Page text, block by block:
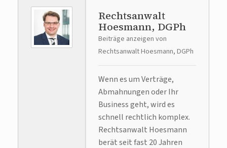
Rechtsanwalt
Hoesmann, DGPh
Beiträge anzeigen von
Rechtsanwalt Hoesmann, DGPh
Wenn es um Verträge,
Abmahnungen oder Ihr
Business geht, wird es
schnell rechtlich komplex.
Rechtsanwalt Hoesmann
berät seit fast 20 Jahren